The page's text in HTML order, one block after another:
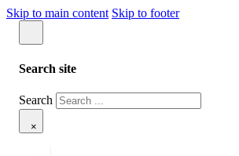
Skip to main content Skip to footer
Search site
Search
×